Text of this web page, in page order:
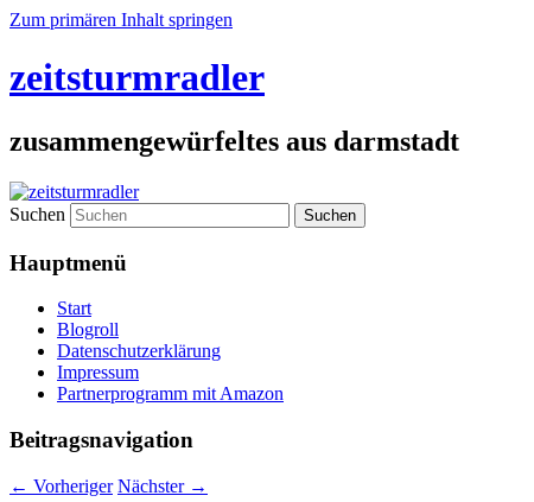
Zum primären Inhalt springen
zeitsturmradler
zusammengewürfeltes aus darmstadt
Suchen
Hauptmenü
Start
Blogroll
Datenschutzerklärung
Impressum
Partnerprogramm mit Amazon
Beitragsnavigation
← Vorheriger Nächster →